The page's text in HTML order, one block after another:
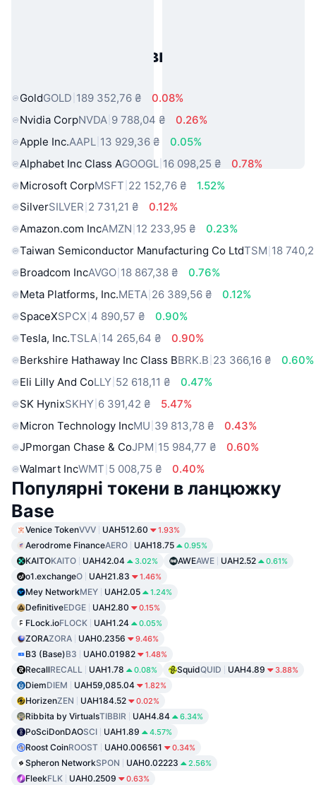
Популярні активи реального
GoldGOLD 189 352,76 ₴
0.08%
Nvidia CorpNVDA 9 788,04 ₴
0.26%
Apple Inc.AAPL 13 929,36 ₴
0.05%
Alphabet Inc Class AGOOGL 16 098,25 ₴
0.78%
Microsoft CorpMSFT 22 152,76 ₴
1.52%
SilverSILVER 2 731,21 ₴
0.12%
Amazon.com IncAMZN 12 233,95 ₴
0.23%
Taiwan Semiconductor Manufacturing Co LtdTSM 18
Broadcom IncAVGO 18 867,38 ₴
0.76%
Meta Platforms, Inc.META 26 389,56 ₴
0.12%
SpaceXSPCX 4 890,57 ₴
0.90%
Tesla, Inc.TSLA 14 265,64 ₴
0.90%
Berkshire Hathaway Inc Class BBRK.B 23 366,16 ₴
0.60%
Eli Lilly And CoLLY 52 618,11 ₴
0.47%
SK HynixSKHY 6 391,42 ₴
5.47%
Micron Technology IncMU 39 813,78 ₴
0.43%
JPmorgan Chase & CoJPM 15 984,77 ₴
0.60%
Walmart IncWMT 5 008,75 ₴ 0.40%
Популярні токени в ланцюжку
Base
Venice TokenVVV UAH512.60 1.93%
Aerodrome FinanceAERO UAH18.75 0.95%
KAITOKAITO UAH42.04 3.02% AWEAWE UAH2.52 0.61%
o1.exchangeO UAH21.83 1.46%
Mey NetworkMEY UAH2.05 1.24%
DefinitiveEDGE UAH2.80 0.15%
FLock.ioFLOCK UAH1.24 0.05%
ZORAZORA UAH0.2356 9.46%
B3 (Base)B3 UAH0.01982 1.48%
RecallRECALL UAH1.78 0.08% SquidQUID UAH4.89 3.88%
DiemDIEM UAH59,085.04 1.82%
HorizenZEN UAH184.52 0.02%
Ribbita by VirtualsTIBBIR UAH4.84 6.34%
PoSciDonDAOSCI UAH1.89 4.57%
Roost CoinROOST UAH0.006561 0.34%
Spheron NetworkSPON UAH0.02223 2.56%
FleekFLK UAH0.2509 0.63%